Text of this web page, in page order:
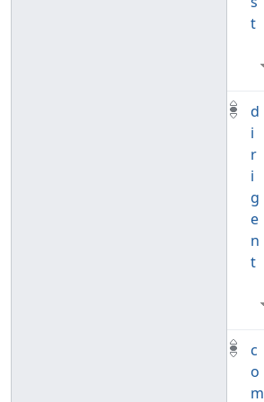
t
d
i
r
i
g
e
n
t
c
o
m